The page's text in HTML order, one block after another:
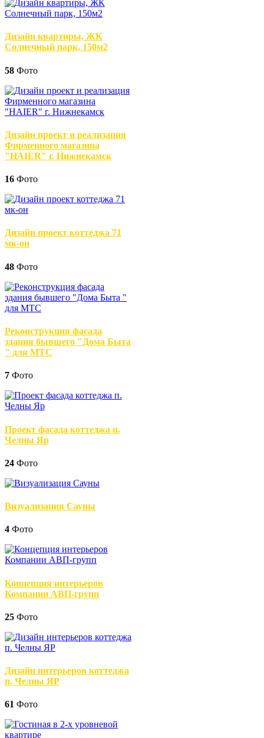
Дизайн квартиры, ЖК
Солнечный парк, 150м2
58 Фото
Дизайн проект и реализация
Фирменного магазина
"HAIER" г. Нижнекамск
16 Фото
Дизайн проект коттеджа 71
мк-он
48 Фото
Реконструкция фасада
здания бывшего "Дома Быта
" для МТС
7 Фото
Проект фасада коттеджа п.
Челны Яр
24 Фото
Визуализация Сауны
4 Фото
Концепция интерьеров
Компании АВП-групп
25 Фото
Дизайн интерьеров коттеджа
п. Челны ЯР
61 Фото